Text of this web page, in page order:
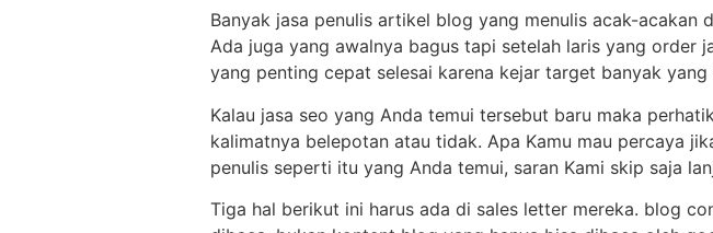
Banyak jasa penulis artikel blog yang menulis acak-acakan
Ada juga yang awalnya bagus tapi setelah laris yang order
yang penting cepat selesai karena kejar target banyak yang
Kalau jasa seo yang Anda temui tersebut baru maka
kalimatnya belepotan atau tidak. Apa Kamu mau percaya
penulis seperti itu yang Anda temui, saran Kami skip saja
Tiga hal berikut ini harus ada di sales letter mereka. blog